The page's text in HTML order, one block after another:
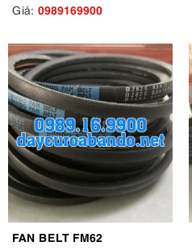
Giá: 0989169900
FAN BELT FM62